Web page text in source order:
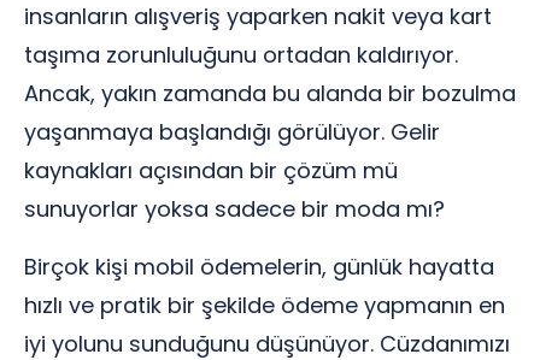
insanların alışveriş yaparken nakit veya kart
taşıma zorunluluğunu ortadan kaldırıyor.
Ancak, yakın zamanda bu alanda bir bozulma
yaşanmaya başlandığı görülüyor. Gelir
kaynakları açısından bir çözüm mü
sunuyorlar yoksa sadece bir moda mı?
Birçok kişi mobil ödemelerin, günlük hayatta
hızlı ve pratik bir şekilde ödeme yapmanın en
iyi yolunu sunduğunu düşünüyor. Cüzdanımızı